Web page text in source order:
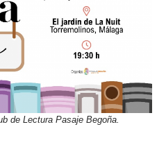
de Lectura Pasaje Begoña.